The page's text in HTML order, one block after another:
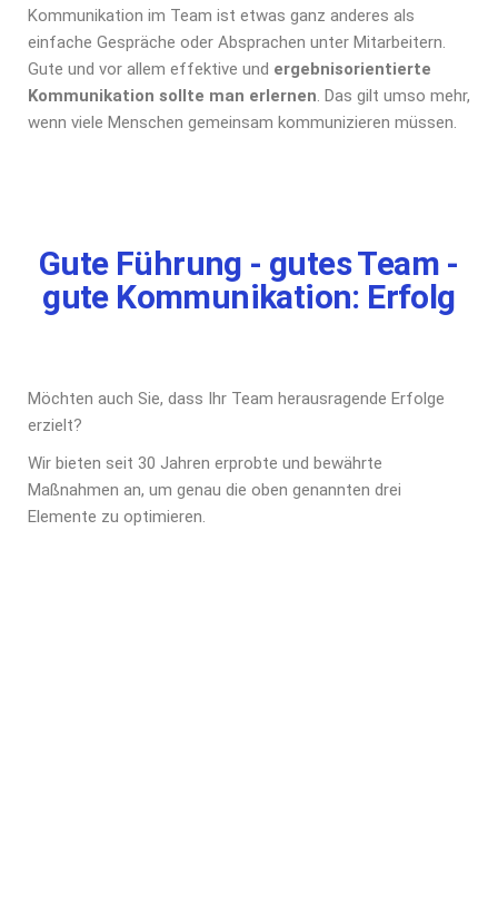
Kommunikation im Team ist etwas ganz anderes als
einfache Gespräche oder Absprachen unter Mitarbeitern.
Gute und vor allem effektive und ergebnisorientierte
Kommunikation sollte man erlernen . Das gilt umso mehr,
wenn viele Menschen gemeinsam kommunizieren müssen.
Gute Führung - gutes Team -
gute Kommunikation: Erfolg
Möchten auch Sie, dass Ihr Team herausragende Erfolge
erzielt?
Wir bieten seit 30 Jahren erprobte und bewährte
Maßnahmen an, um genau die oben genannten drei
Elemente zu optimieren.